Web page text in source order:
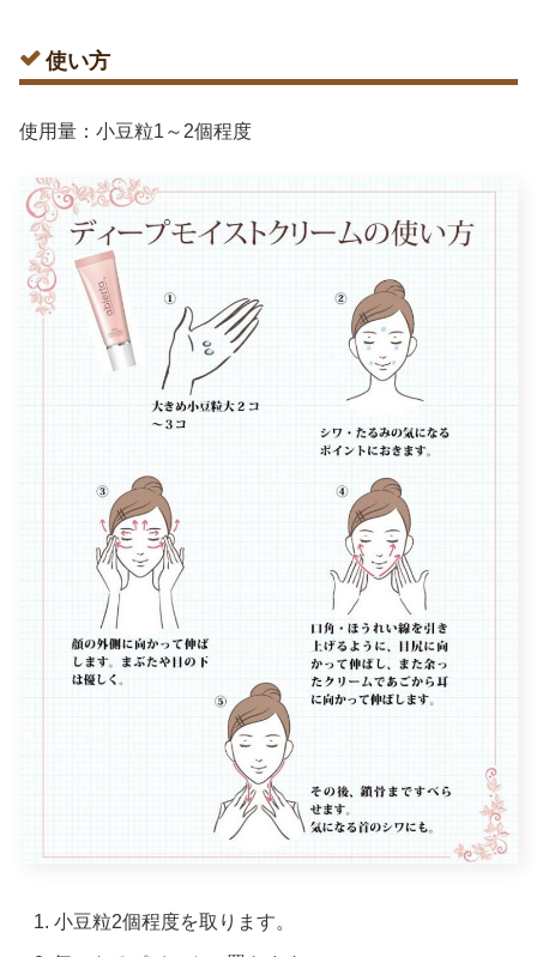
使い方
使用量：小豆粒1～2個程度
小豆粒2個程度を取ります。